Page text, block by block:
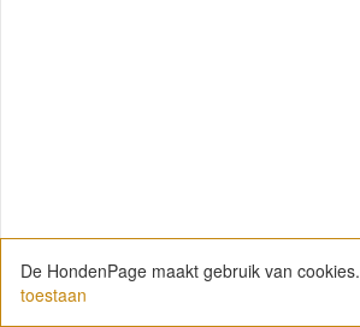
De HondenPage maakt gebruik van cookies.
toestaan